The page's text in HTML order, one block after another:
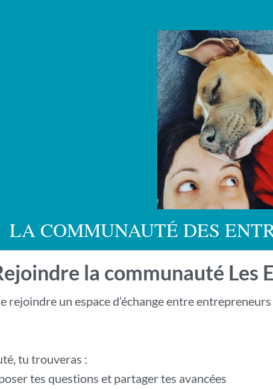
LA COMMUNAUTÉ DES
la communauté Les
rejoindre un espace d’échange entre
tu trouveras :
tes questions et partager tes avancées